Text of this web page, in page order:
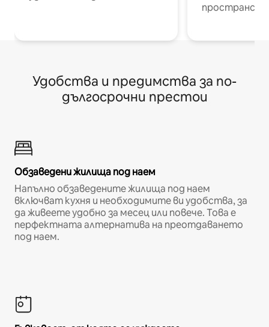
Удобства и предимства за по-
дългосрочни престои
Обзаведени жилища под наем
Напълно обзаведените жилища под наем
включват кухня и необходимите ви удобства, за
да живеете удобно за месец или повече. Това е
перфектната алтернатива на преотдаването
под наем.